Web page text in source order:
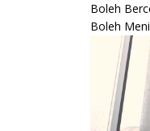
Boleh
Boleh